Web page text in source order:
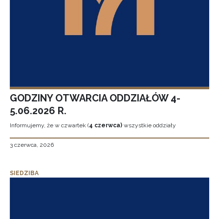
GODZINY OTWARCIA ODDZIAŁÓW 4-
5.06.2026 R.
Informujemy, że w czwartek (4 czerwca) wszystkie oddziały
3 czerwca, 2026
SIEDZIBA